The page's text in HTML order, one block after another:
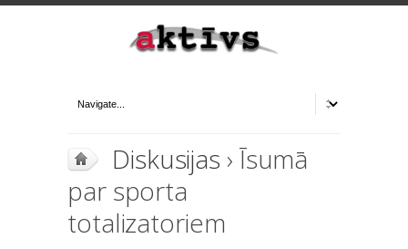
Diskusijas › Īsumā
par sporta
totalizatoriem